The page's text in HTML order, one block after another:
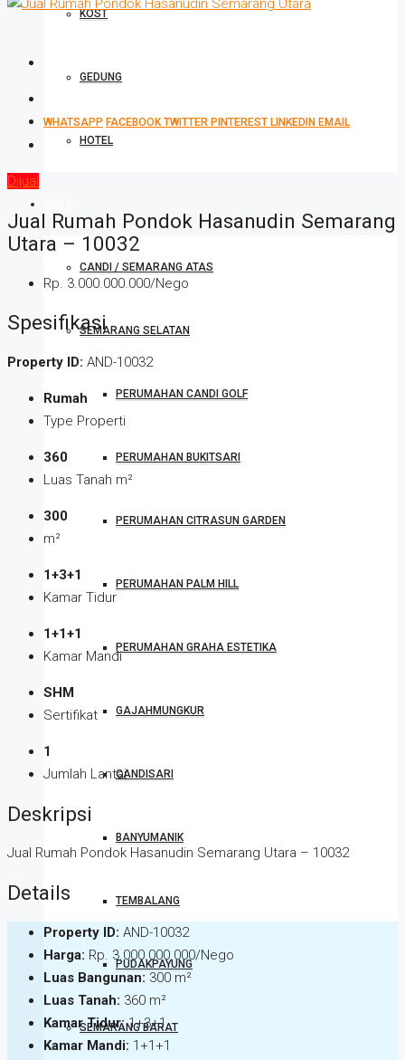
KOST
GEDUNG
HOTEL
CANDI / SEMARANG ATAS
SEMARANG SELATAN
PERUMAHAN CANDI GOLF
PERUMAHAN BUKITSARI
PERUMAHAN CITRASUN GARDEN
PERUMAHAN PALM HILL
PERUMAHAN GRAHA ESTETIKA
GAJAHMUNGKUR
CANDISARI
BANYUMANIK
TEMBALANG
PUDAKPAYUNG
SEMARANG BARAT
WHATSAPP FACEBOOKTWITTER PINTEREST LINKEDIN EMAIL
Dijual
Jual Rumah Pondok Hasanudin Semarang
Utara – 10032
Rp. 3.000.000.000/Nego
Spesifikasi
Property ID: AND-10032
Rumah
Type Properti
360
Luas Tanah m²
300
m²
1+3+1
Kamar Tidur
1+1+1
Kamar Mandi
SHM
Sertifikat
1
Jumlah Lantai
Deskripsi
Jual Rumah Pondok Hasanudin Semarang Utara – 10032
Details
Property ID: AND-10032
Harga: Rp. 3.000.000.000/Nego
Luas Bangunan: 300 m²
Luas Tanah: 360 m²
Kamar Tidur: 1+3+1
Kamar Mandi: 1+1+1